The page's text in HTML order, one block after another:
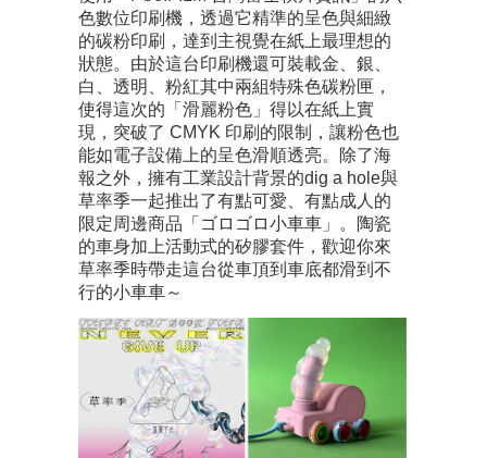
色數位印刷機，透過它精準的呈色與細緻
的碳粉印刷，達到主視覺在紙上最理想的
狀態。由於這台印刷機還可裝載金、銀、
白、透明、粉紅其中兩組特殊色碳粉匣，
使得這次的「滑麗粉色」得以在紙上實
現，突破了 CMYK 印刷的限制，讓粉色也
能如電子設備上的呈色滑順透亮。除了海
報之外，擁有工業設計背景的dig a hole與
草率季一起推出了有點可愛、有點成人的
限定周邊商品「ゴロゴロ小車車」。陶瓷
的車身加上活動式的矽膠套件，歡迎你來
草率季時帶走這台從車頂到車底都滑到不
行的小車車～